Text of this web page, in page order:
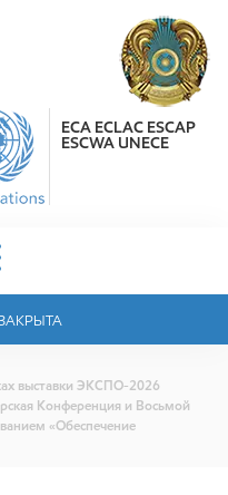
ECA ECLAC ESCAP
ESCWA UNECE
выставки ЭКСПО-2026
Конференция и Восьмой
«Обеспечение